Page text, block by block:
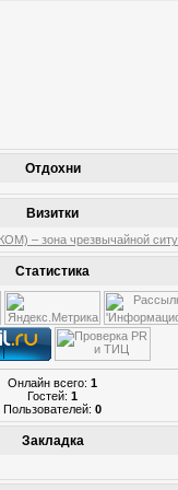
Отдохни
Визитки
– зона чрезвычайной
Статистика
Онлайн всего:1
Гостей:1
Пользователей:0
Закладка